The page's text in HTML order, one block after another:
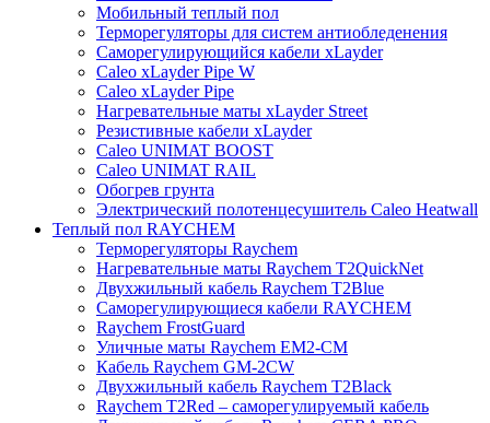
Мобильный теплый пол
Терморегуляторы для систем антиобледенения
Саморегулирующийся кабели xLayder
Caleo xLayder Pipe W
Caleo xLayder Pipe
Нагревательные маты xLayder Street
Резистивные кабели xLayder
Caleo UNIMAT BOOST
Caleo UNIMAT RAIL
Обогрев грунта
Электрический полотенцесушитель Caleo Heatwall
Теплый пол RAYCHEM
Терморегуляторы Raychem
Нагревательные маты Raychem T2QuickNet
Двухжильный кабель Raychem T2Blue
Саморегулирующиеся кабели RAYCHEM
Raychem FrostGuard
Уличные маты Raychem EM2-CM
Кабель Raychem GM-2CW
Двухжильный кабель Raychem T2Black
Raychem T2Red – саморегулируемый кабель